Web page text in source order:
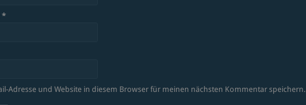
*
Adresse und Website in diesem Browser für meinen nächsten Kommentar speichern.